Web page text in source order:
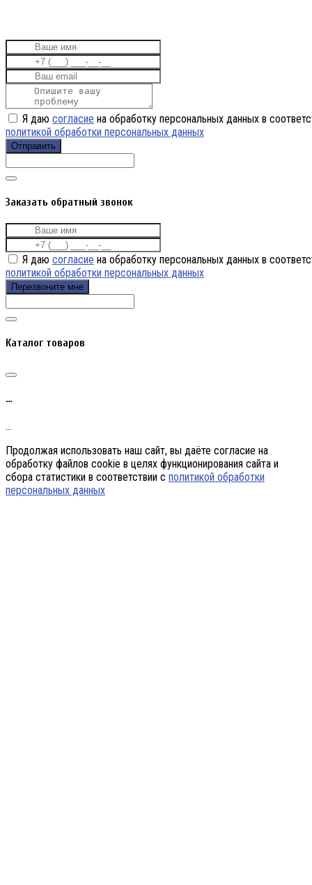
Я даю согласие на обработку персональных данных в
политикой обработки персональных данных
Отправить
Заказать обратный звонок
Я даю согласие на обработку персональных данных в
политикой обработки персональных данных
Перезвоните мне
Каталог товаров
…
…
Продолжая использовать наш сайт, вы даёте согласие на
обработку файлов cookie в целях функционирования сайта и
сбора статистики в соответствии с политикой обработки
персональных данных